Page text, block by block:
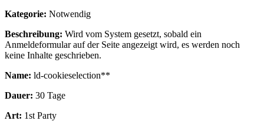
Kategorie: Notwendig
Beschreibung: Wird vom System gesetzt, sobald ein
Anmeldeformular auf der Seite angezeigt wird, es werden noch
keine Inhalte geschrieben.
Name: ld-cookieselection**
Dauer: 30 Tage
Art: 1st Party